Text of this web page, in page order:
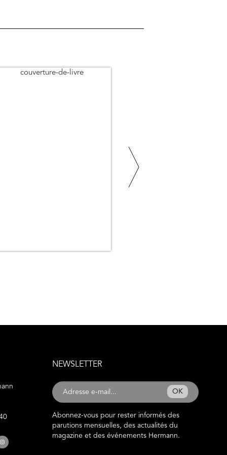
NEWSLETTER
OK
Abonnez-vous pour rester informés des
parutions mensuelles, des actualités du
magazine et des événements Hermann.